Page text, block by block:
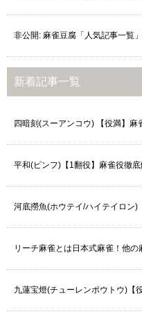
非公開: 麻雀豆腐「人気記事一覧
新着記事一覧
四暗刻(スーアンコウ) 【役満】麻
平和(ピンフ)【1翻役】麻雀役徹底
河底撈魚(ホウテイ/ハイテイロン)
リーチ麻雀とは日本式麻雀！他の
九蓮宝燈(チューレンポウトウ)【